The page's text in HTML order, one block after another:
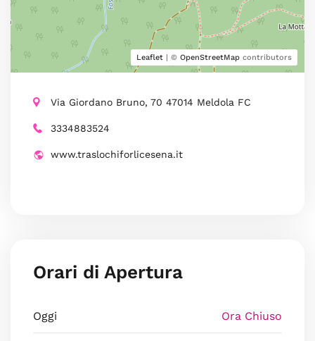
Leaflet | © OpenStreetMap contributors
Via Giordano Bruno, 70 47014 Meldola FC
3334883524
www.traslochiforlicesena.it
Orari di Apertura
Oggi Ora Chiuso